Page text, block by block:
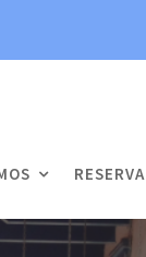
RESERVA